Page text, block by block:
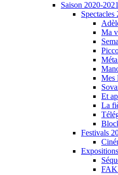
Saison 2020-2021
Spectacles
Ma
Mes
Et
La
Festivals